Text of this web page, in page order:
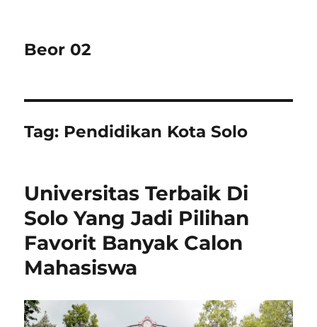
Beor 02
Tag: Pendidikan Kota Solo
Universitas Terbaik Di
Solo Yang Jadi Pilihan
Favorit Banyak Calon
Mahasiswa